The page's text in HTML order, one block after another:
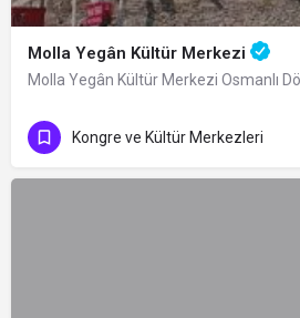
Molla Yegân Kültür Merkezi
Kongre ve Kültür Merkezleri